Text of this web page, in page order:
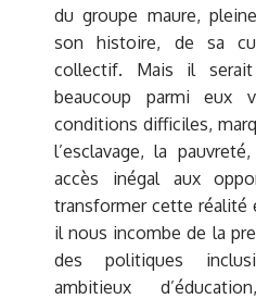
du groupe maure,
son histoire, de sa
collectif. Mais il
beaucoup parmi eux
conditions difficiles,
l’esclavage, la
accès inégal aux
transformer cette réalité
il nous incombe de la
des politiques
ambitieux